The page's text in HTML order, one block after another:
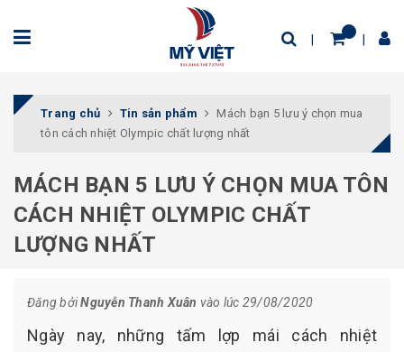
Trang chủ Tin sản phẩm
Mách bạn 5 lưu ý chọn mua
tôn cách nhiệt Olympic chất lượng nhất
MÁCH BẠN 5 LƯU Ý CHỌN MUA TÔN
CÁCH NHIỆT OLYMPIC CHẤT
LƯỢNG NHẤT
Đăng bởiNguyễn Thanh Xuân vào lúc 29/08/2020
Ngày nay, những tấm lợp mái cách nhiệt